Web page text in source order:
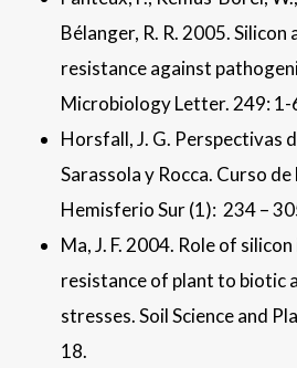
Bélanger, R. R. 2005. Silicon
resistance against
Microbiology Letter. 249: 1-
Horsfall, J. G. Perspectivas
Sarassola y Rocca. Curso
Hemisferio Sur (1): 234 –
Ma, J. F. 2004. Role of
resistance of plant to biotic
stresses. Soil Science and
18.